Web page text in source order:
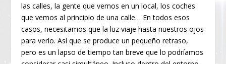
las calles, la gente que vemos en un local, los coches
que vemos al principio de una calle… En todos esos
casos, necesitamos que la luz viaje hasta nuestros ojos
para verlo. Así que se produce un pequeño retraso,
pero es un lapso de tiempo tan breve que lo podríamos